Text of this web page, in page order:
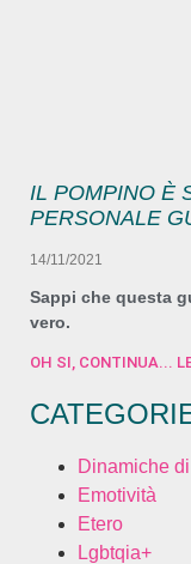
IL POMPINO È
PERSONALE
14/11/2021
Sappi che questa
vero.
OH SI, CONTINUA...
Dinamiche
Emotività
Etero
Lgbtqia+